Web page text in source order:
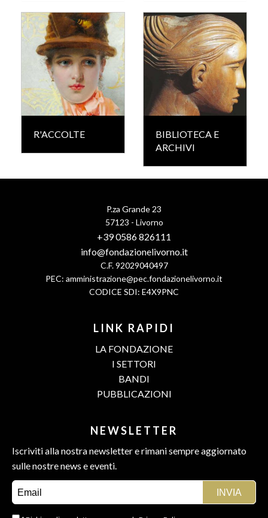
R'ACCOLTE
BIBLIOTECA E
ARCHIVI
P.za Grande 23
57123 - Livorno
+39 0586 826111
info@fondazionelivorno.it
C.F. 92029040497
PEC: amministrazione@pec.fondazionelivorno.it
CODICE SDI: E4X9PNC
LINK RAPIDI
LA FONDAZIONE
I SETTORI
BANDI
PUBBLICAZIONI
NEWSLETTER
Iscriviti alla nostra newsletter e rimani sempre aggiornato
sulle nostre news e eventi.